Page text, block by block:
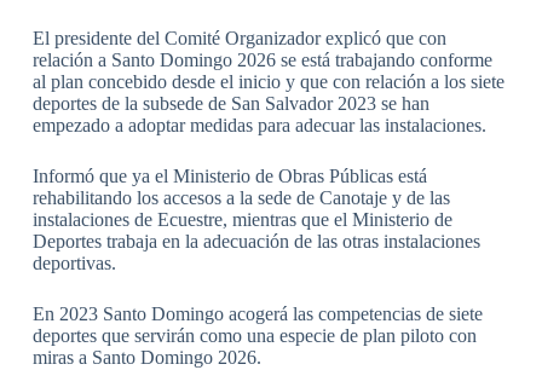
El presidente del Comité Organizador explicó que con
relación a Santo Domingo 2026 se está trabajando conforme
al plan concebido desde el inicio y que con relación a los siete
deportes de la subsede de San Salvador 2023 se han
empezado a adoptar medidas para adecuar las instalaciones.
Informó que ya el Ministerio de Obras Públicas está
rehabilitando los accesos a la sede de Canotaje y de las
instalaciones de Ecuestre, mientras que el Ministerio de
Deportes trabaja en la adecuación de las otras instalaciones
deportivas.
En 2023 Santo Domingo acogerá las competencias de siete
deportes que servirán como una especie de plan piloto con
miras a Santo Domingo 2026.